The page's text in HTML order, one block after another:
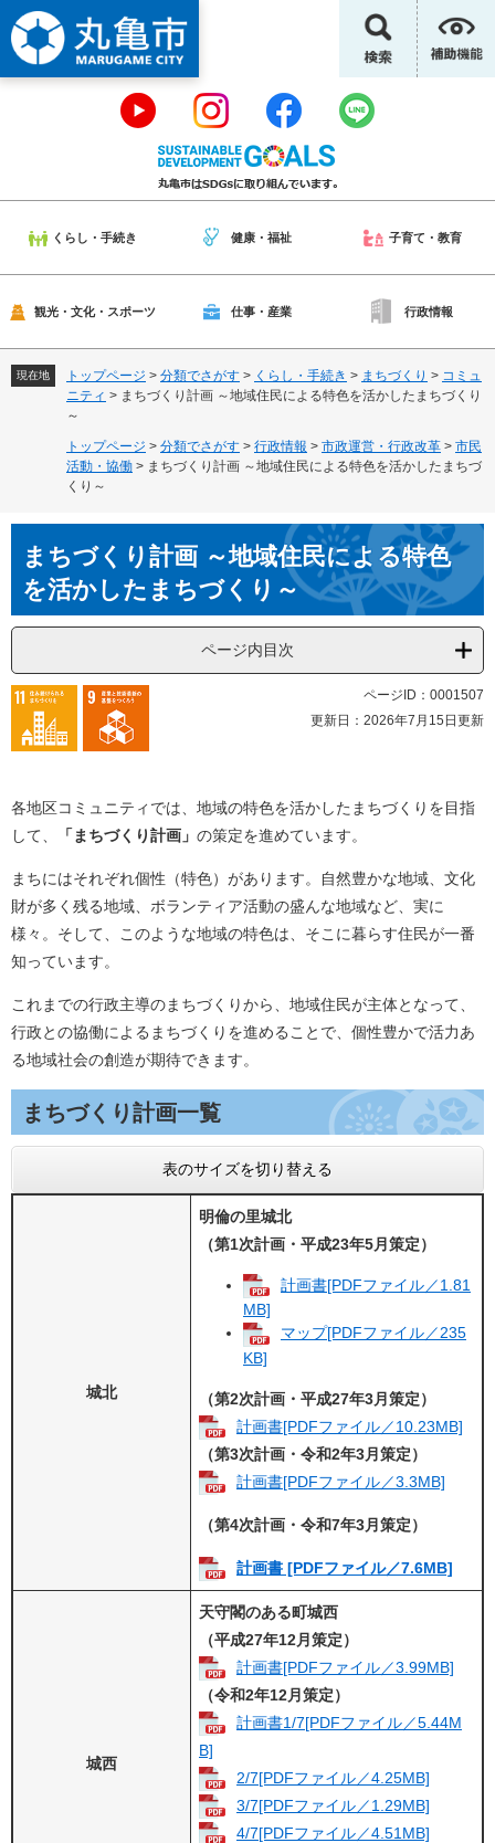
ー
ジ
の
。
ニ
ュ
ー
て
くらし・手続き 健康・福祉 子育て・教育
観光・文化・スポーツ 仕事・産業 行政情報
現在地 トップページ > 分類でさがす > くらし・手続き > まちづくり > コミュ
ニティ > まちづくり計画 ～地域住民による特色を活かしたまちづくり
～
トップページ > 分類でさがす > 行政情報 > 市政運営・行政改革 > 市民
活動・協働 > まちづくり計画 ～地域住民による特色を活かしたまちづ
くり～
まちづくり計画 ～地域住民による特色
を活かしたまちづくり～
ページ内目次
ページID：0001507
更新日：2026年7月15日更新
各地区コミュニティでは、地域の特色を活かしたまちづくりを目指
して、
「まちづくり計画」 の策定を進めています。
まちにはそれぞれ個性（特色）があります。自然豊かな地域、文化
財が多く残る地域、ボランティア活動の盛んな地域など、実に
様々。そして、このような地域の特色は、そこに暮らす住民が一番
知っています。
これまでの行政主導のまちづくりから、地域住民が主体となって、
行政との協働によるまちづくりを進めることで、個性豊かで活力あ
る地域社会の創造が期待できます。
まちづくり計画一覧
表のサイズを切り替える
城北
明倫の里城北
（第1次計画・平成23年5月策定）
計画書[PDFファイル／1.81
MB]
マップ[PDFファイル／235
KB]
（第2次計画・平成27年3月策定）
計画書[PDFファイル／10.23MB]
（第3次計画・令和2年3月策定）
計画書[PDFファイル／3.3MB]
（第4次計画・令和7年3月策定）
計画書 [PDFファイル／7.6MB]
城西
天守閣のある町城西
（平成27年12月策定）
計画書[PDFファイル／3.99MB]
（令和2年12月策定）
計画書1/7[PDFファイル／5.44M
B]
2/7[PDFファイル／4.25MB]
3/7[PDFファイル／1.29MB]
4/7[PDFファイル／4.51MB]